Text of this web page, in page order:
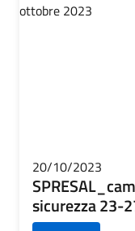
20/10/2023
sicurezza 23-